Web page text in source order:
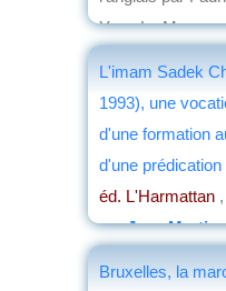
Yves Le Meur
L'imam Sadek
1993), une
d'une formation
d'une prédication
éd. L'Harmattan
parJean Martin
Bruxelles, la